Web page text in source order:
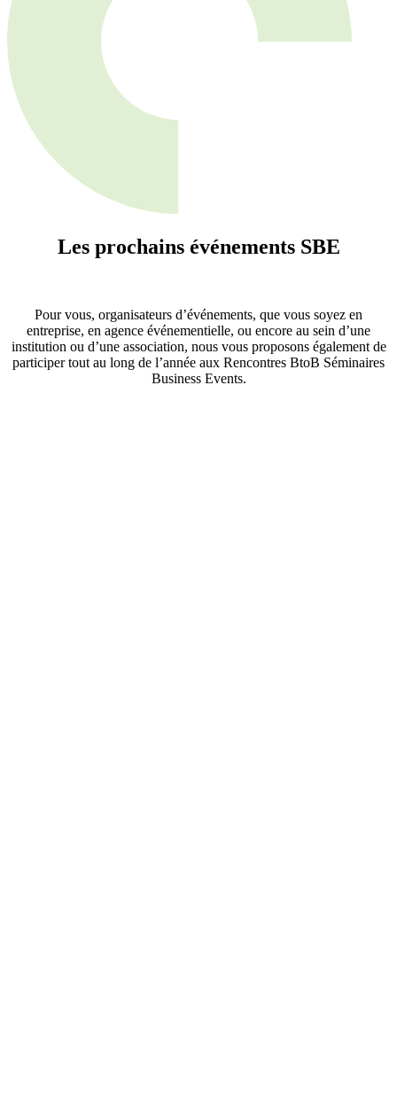
Les prochains événements SBE
Pour vous, organisateurs d’événements, que vous soyez en
entreprise, en agence événementielle, ou encore au sein d’une
institution ou d’une association, nous vous proposons également de
participer tout au long de l’année aux Rencontres BtoB Séminaires
Business Events.